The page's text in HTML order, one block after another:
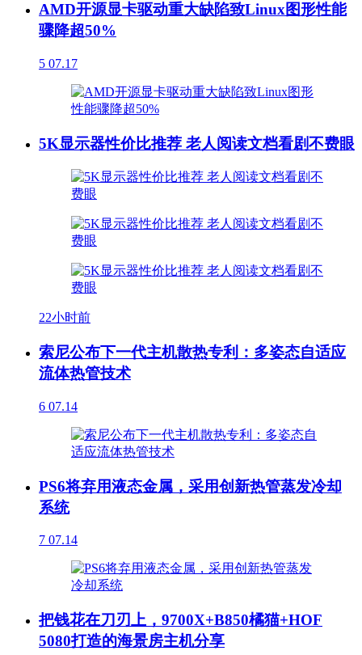
AMD开源显卡驱动重大缺陷致Linux图形性能
骤降超50%
5 07.17
5K显示器性价比推荐 老人阅读文档看剧不费眼
22小时前
索尼公布下一代主机散热专利：多姿态自适应
流体热管技术
6 07.14
PS6将弃用液态金属，采用创新热管蒸发冷却
系统
7 07.14
把钱花在刀刃上，9700X+B850橘猫+HOF
5080打造的海景房主机分享